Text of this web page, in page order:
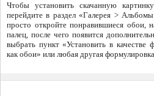
Чтобы установить скачанную
перейдите в раздел «Галерея >
просто откройте понравившиеся обои,
палец, после чего появится
выбрать пункт «Установить в качестве
как обои» или любая другая